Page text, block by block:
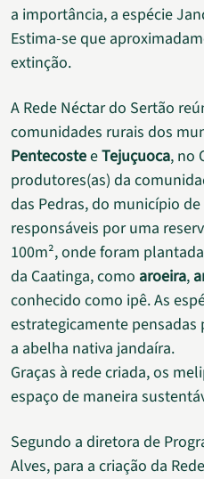
a importância, a espécie
Estima-se que
extinção.
A Rede Néctar do Sertão
comunidades rurais dos
PentecosteeTejuçuoca, no
produtores(as) da
das Pedras, do município de
responsáveis por uma
100m², onde foram
da Caatinga, como aroeira,
conhecido como ipê. As
estrategicamente
a abelha nativa jandaíra.
Graças à rede criada, os
espaço de maneira
Segundo a diretora de
Alves, para a criação da